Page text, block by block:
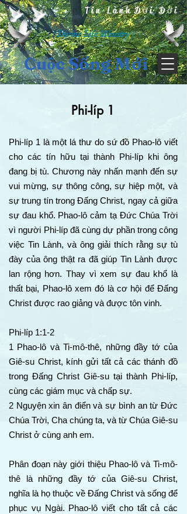
Tin Lành Đời Đời
( Divine Life Ministry )
Cuộc Sống Mới
Phi-líp 1
Phi-líp 1 là một lá thư do sứ đồ Phao-lô viết
cho các tín hữu tại thành Phi-líp khi ông
đang bị tù. Chương này nhấn mạnh đến sự
vui mừng, sự thông công, sự hiệp một, và
sự trung tín trong Đấng Christ, ngay cả giữa
sự đau khổ. Phao-lô cảm tạ Đức Chúa Trời
vì người Phi-líp đã cùng dự phần trong công
việc Tin Lành, và ông giải thích rằng sự tù
đày của ông thật ra đã giúp Tin Lành được
lan rộng hơn. Thay vì xem sự đau khổ là
thất bại, Phao-lô xem đó là cơ hội để Đấng
Christ được rao giảng và được tôn vinh.
Phi-líp 1:1-2
1 Phao-lô và Ti-mô-thê, những đầy tớ của
Giê-su Christ, kính gửi tất cả các thánh đồ
trong Đấng Christ Giê-su tại thành Phi-líp,
cùng các giám mục và chấp sự.
2 Nguyện xin ân điển và sự bình an từ Đức
Chúa Trời, Cha chúng ta, và từ Chúa Giê-su
Christ ở cùng anh em.
Phân đoạn này giới thiệu Phao-lô và Ti-mô-
thê là những đầy tớ của Giê-su Christ,
nghĩa là họ thuộc về Đấng Christ và sống để
phục vụ Ngài. Phao-lô viết cho tất cả các